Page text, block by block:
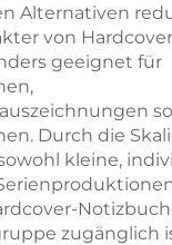
Alternativen
von
geeignet für
Durch die
kleine,
zugänglich